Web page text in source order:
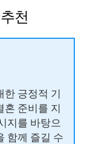
천
한 긍정적 기
혼 준비를 지
지를 바탕으
함께 즐길 수